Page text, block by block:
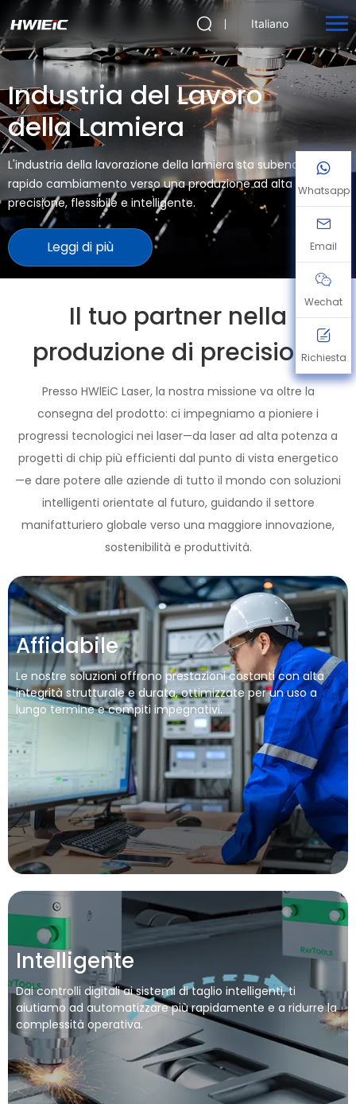
Italiano
Industria del Lavoro
della Lamiera
L'industria della lavorazione della lamiera sta subendo un
rapido cambiamento verso una produzione ad alta
precisione, flessibile e intelligente.
Leggi di più
Il tuo partner nella
produzione di precisione
Presso HWlEiC Laser, la nostra missione va oltre la
consegna del prodotto: ci impegniamo a pioniere i
progressi tecnologici nei laser—da laser ad alta potenza a
progetti di chip più efficienti dal punto di vista energetico
—e dare potere alle aziende di tutto il mondo con soluzioni
intelligenti orientate al futuro, guidando il settore
manifatturiero globale verso una maggiore innovazione,
sostenibilità e produttività.
Affidabile
Le nostre soluzioni offrono prestazioni costanti con alta
integrità strutturale e durata, ottimizzate per un uso a
lungo termine e compiti impegnativi.
Intelligente
Dai controlli digitali ai sistemi di taglio intelligenti, ti
aiutiamo ad automatizzare più rapidamente e a ridurre la
complessità operativa.
Whatsapp
Email
Wechat
Richiesta